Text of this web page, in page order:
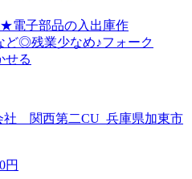
電子部品の入出庫作
ど◎残業少なめ♪フォーク
せる
社 関西第二CU_兵庫県加東市
円